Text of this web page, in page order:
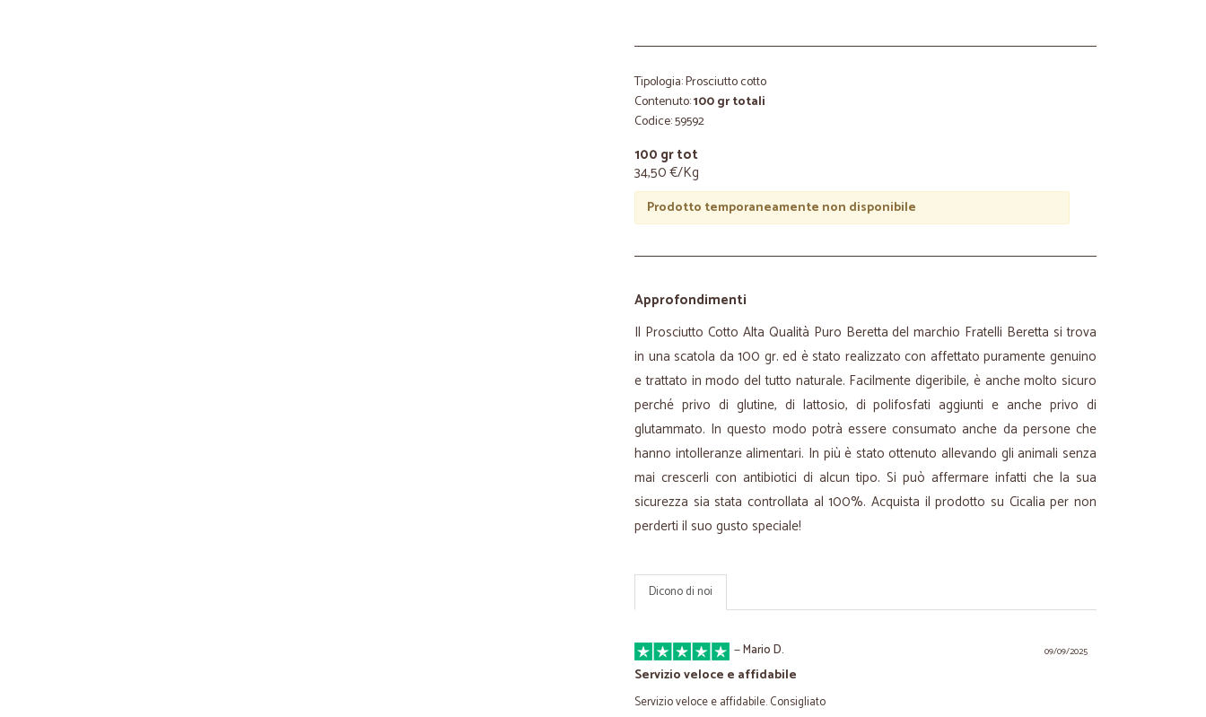
Tipologia: Prosciutto cotto
Contenuto:100 gr totali
Codice: 59592
100 gr tot
34,50 €/Kg
Prodotto temporaneamente non disponibile
Approfondimenti
Il Prosciutto Cotto Alta Qualità Puro Beretta del marchio Fratelli Beretta si trova
in una scatola da 100 gr. ed è stato realizzato con affettato puramente genuino
e trattato in modo del tutto naturale. Facilmente digeribile, è anche molto sicuro
perché privo di glutine, di lattosio, di polifosfati aggiunti e anche privo di
glutammato. In questo modo potrà essere consumato anche da persone che
hanno intolleranze alimentari. In più è stato ottenuto allevando gli animali senza
mai crescerli con antibiotici di alcun tipo. Si può affermare infatti che la sua
sicurezza sia stata controllata al 100%. Acquista il prodotto su Cicalia per non
perderti il suo gusto speciale!
Dicono di noi
09/09/2025
—Mario D.
Servizio veloce e affidabile
Servizio veloce e affidabile. Consigliato